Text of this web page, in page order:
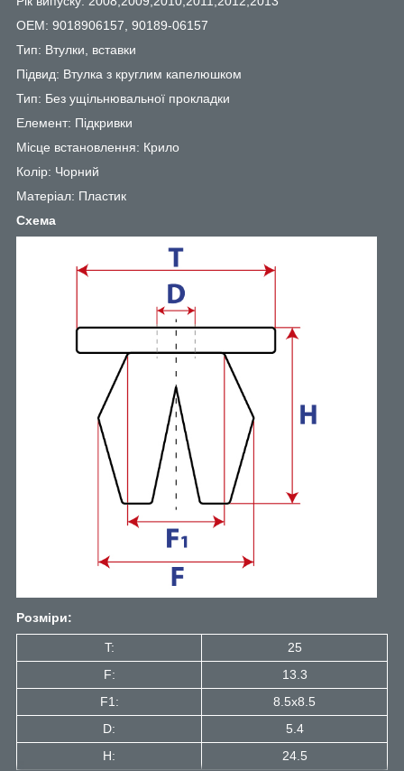
OEM: 9018906157, 90189-06157
Тип: Втулки, вставки
Підвид: Втулка з круглим капелюшком
Тип: Без ущільнювальної прокладки
Елемент: Підкривки
Місце встановлення: Крило
Колір: Чорний
Матеріал: Пластик
Схема
Розміри:
T:
25
F:
13.3
F1:
8.5x8.5
D:
5.4
H:
24.5